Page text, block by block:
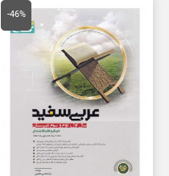
-46%
اصلی
175,000 تومان
بود.
فعلی